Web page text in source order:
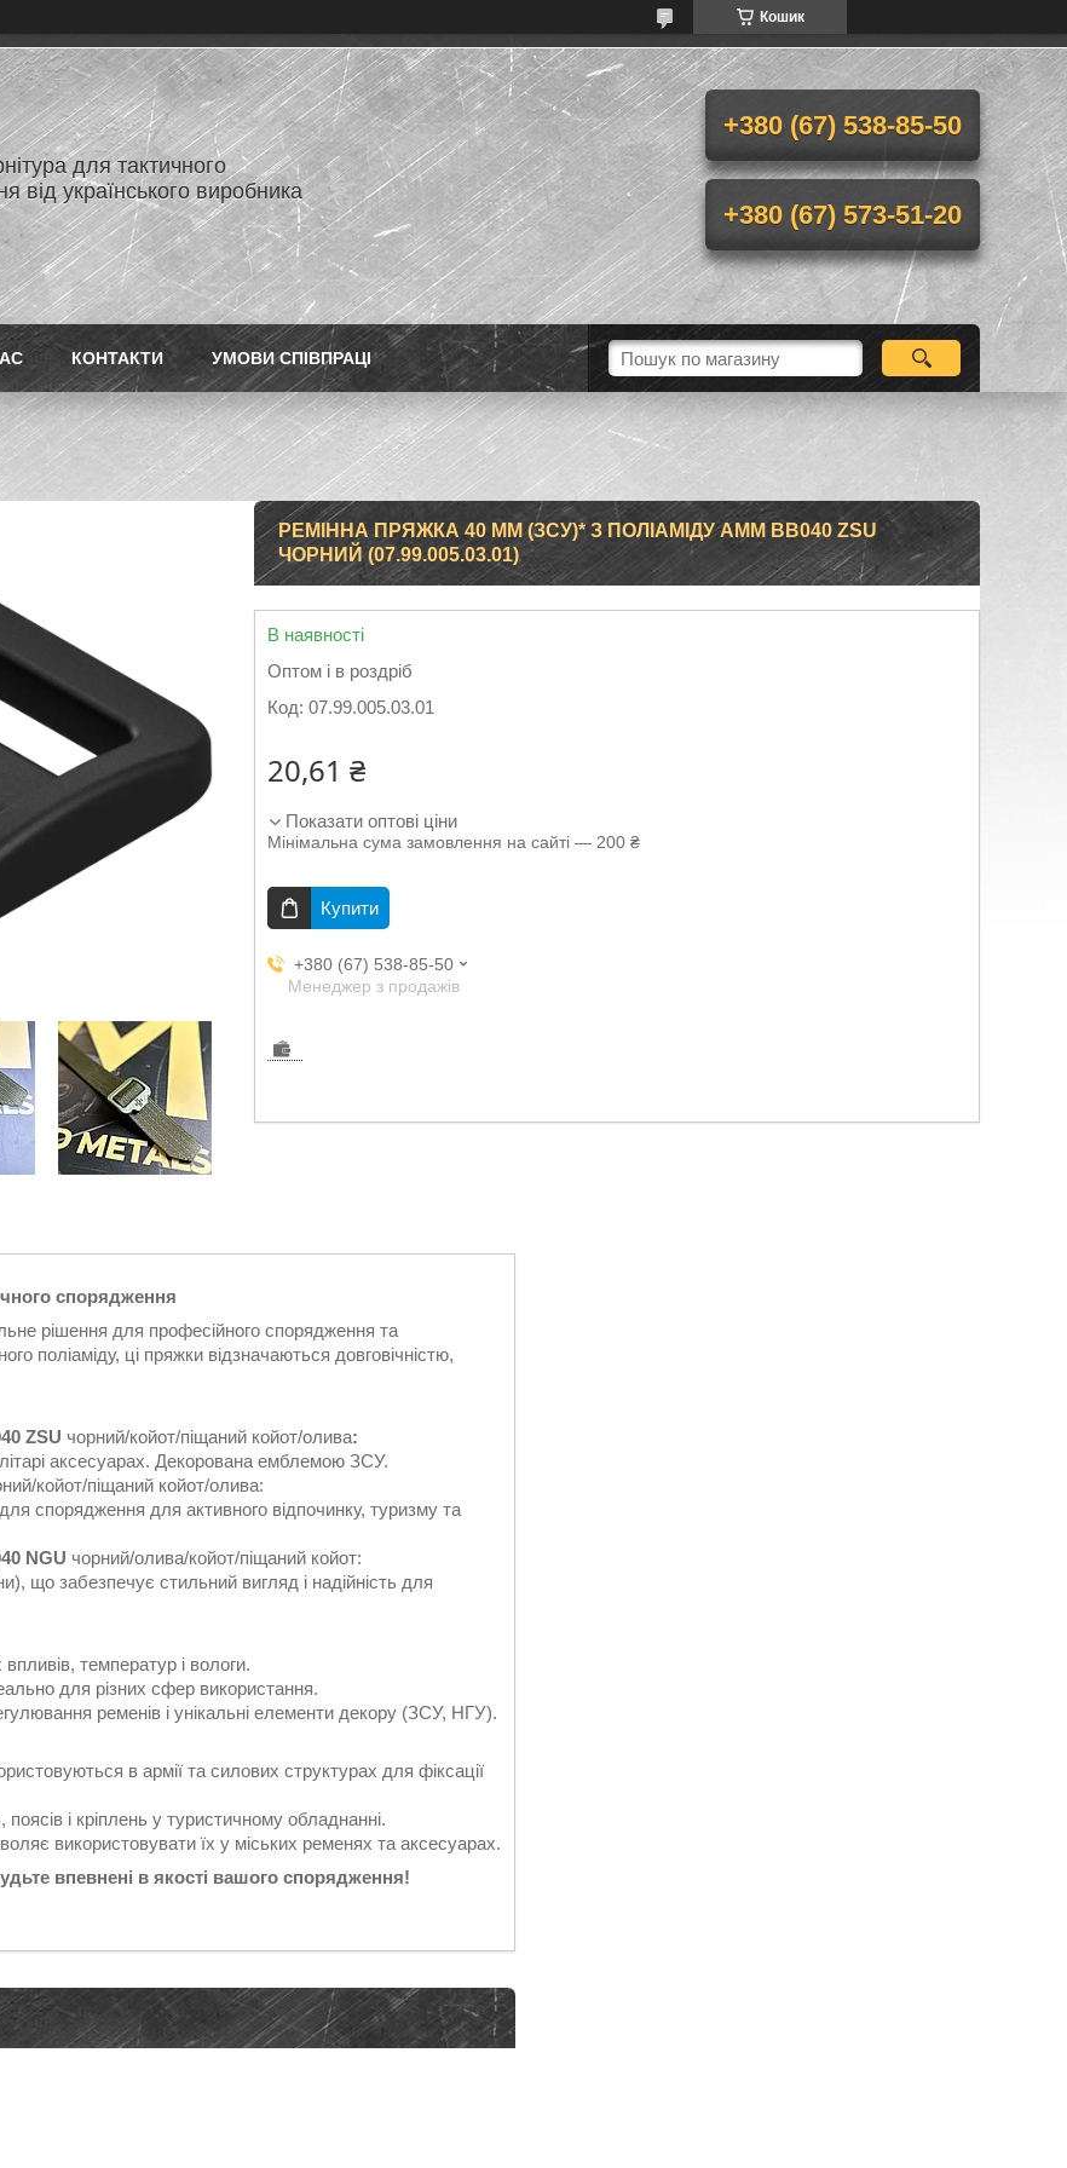
Кошик
для тактичного
від українського виробника
+380 (67) 538-85-50
+380 (67) 573-51-20
КОНТАКТИ УМОВИ СПІВПРАЦІ
РЕМІННА ПРЯЖКА 40 ММ (ЗСУ)* З ПОЛІАМІДУ AMM BB040 ZSU
ЧОРНИЙ (07.99.005.03.01)
В наявності
Оптом і в роздріб
Код: 07.99.005.03.01
20,61 ₴
Показати оптові ціни
Мінімальна сума замовлення на сайті — 200 ₴
Купити
+380 (67) 538-85-50
Менеджер з продажів
спорядження
рішення для професійного спорядження та
поліаміду, ці пряжки відзначаються довговічністю,
ZSU чорний/койот/піщаний койот/олива:
аксесуарах. Декорована емблемою ЗСУ.
койот/піщаний койот/олива:
спорядження для активного відпочинку, туризму та
NGU чорний/олива/койот/піщаний койот:
що забезпечує стильний вигляд і надійність для
температур і вологи.
для різних сфер використання.
ременів і унікальні елементи декору (ЗСУ, НГУ).
в армії та силових структурах для фіксації
і кріплень у туристичному обладнанні.
використовувати їх у міських ременях та аксесуарах.
впевнені в якості вашого спорядження!